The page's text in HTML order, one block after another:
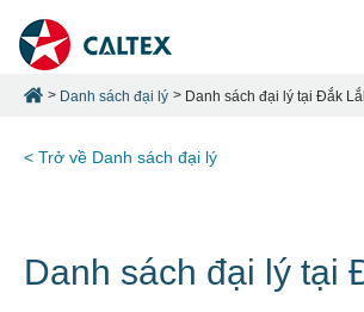
Danh sách đại lý Danh sách đại lý tại Đắk
< Trở về Danh sách đại lý
Danh sách đại lý tại